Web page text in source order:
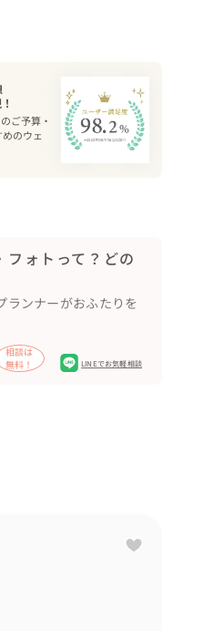
ご予算・
のウェ
ォトって？どの
ランナーがおふたりを
相談は
無料！
LINEでお気軽相談